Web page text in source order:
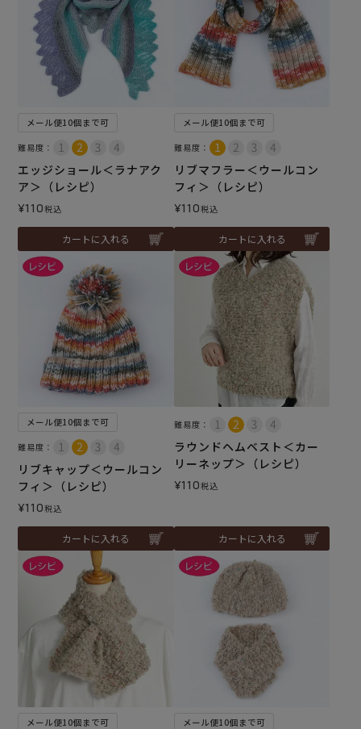
メール便10個まで可
難易度：
エッジショール＜ラナアク
ア＞（レシピ）
¥110税込
カートに入れる
メール便10個まで可
難易度：
リブマフラー＜ウールコン
フィ＞（レシピ）
¥110税込
カートに入れる
メール便10個まで可
難易度：
リブキャップ＜ウールコン
フィ＞（レシピ）
¥110税込
カートに入れる
難易度：
ラウンドヘムベスト＜カー
リーネップ＞（レシピ）
¥110税込
カートに入れる
メール便10個まで可 メール便10個まで可